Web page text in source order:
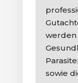
sowie